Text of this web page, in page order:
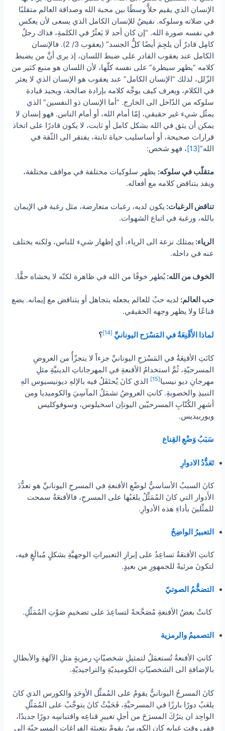
الإنسان الذي يقيم حلاًّ وسطًا بين محبة الله وصداقة العالم متقلبًا
في صلاته وسلوكه. نقيضٌ للإنسان الكامل الذي يسعى لأن يعكس
في نفسه صورة الله. “إن كان أحد لا يَعثُرُ في الكلمةِ، فذاك رجلٌ
كامِل قادرٌ أن يلجِمَ أيضًا كلُّ الجسد” (يعقوب 3/ 2). فالإنسان
الكامل عند يعقوب القادر على ضبط اللسان، إذ يرى أنَّ من يضبط
كلامه “يظهر سيطرة” على نفسه كلّها، لأن اللسان هو منبع كثير من
الزّلل، لذلك “الإنسان الكامل” عند يعقوب هو الإنسان الذي لا يعثر
في الكلام، ويعرف كيف يوجِّه كلامه بإرادة صالحة، ويجيد قيادة
سلوكه من الدّاخل الى الخارج. “أما الإنسان ذو النفسين” الذي
يمثّل شيء غير حقيقي، إمّا أمام الله، أو أمام الناس. فهو إنسان لا
يمكن أن يثق في الله بشكل كامل أو ثابت، لا يكون قادرًا على اتخاذ
قرارات صحيحة، أو أساسليب حياة ثابتة، يفتقر الى الثّقة في
الله”[13] ، فهو شخص:
متقلّب في سلوكه: يظهر سلوكيات مختلفة في مواقف مختلفة،
ويقد يتناقض كلامه مع أفعاله.
تناقض الرغبات: يكون لديه، رغبات متعارضة، مثل رغبة في الإيمان
بالله، ورغبة في اتباع الشهوات.
الرياء: يمتلك نزعة الى الرياء، أي إظهار شيء للناس، ولكنه يختلف
عنه في داخله.
الخوف من الله:يُظهر خوفًا من الله في ظاهرة لكنّه لا يخشاه حقًّا.
حب العالم: لديه حبٌ للعالم يجعله يتجاهل أو يتناقض مع إيمانه. يضع
قناعًا ولا يظهر وجهه الحقيقي.
لماذا الأَقْنِعَةُ في المَسْرَح اليونانيِّ [14] ؟
كانَتِ الأقنِعَةُ في المَسْرَحِ اليونانيِّ جزءاً لا يتجزّأُ من العروضِ
المسرحيّةِ، ثُمَّ استخدامُ الأقنعةِ في المهرجاناتِ الدينيَّةِ مثلِ
مهرجانِ ديو نيسيا[15]
الذي كانَ يُحتَفَلُ فيه بالإلهِ ديونيسيوس الهِ
النبيذِ والخصوبةِ. كانتِ العروضُ تشمَلُ المآسِيَ والكوميديا ومن
أشهرِ الكُتّابِ المسرحيّين اليوناِن اسخيلوس، وسوفوكليس
ويوربيديس.
سَبَبُ وَضْعِ القِناع
تَعَدُّدُ الادوارِ
كانَ السببُ الأساسيُّ لوضْعِ الأقنعةِ في المسرحِ اليونانيِّ هو تعدُّدَ
الأَدوار التي كانَ المُمَثِّلُ يلعَبُها على المسرحِ، فالأقنعَةُ سمحت
للمثِّلينَ بأداءِ هذه الأدوارِ.
التعبيرُ الواضِحُ
كانتِ الأقنعَةُ تساعِدُ على إبرازِ التعبيراتِ الوجهيَّةِ بشكلٍ مُبالَغٍ فيه،
لتكونَ مرئيةً للجمهورِ من بعيدٍ.
التضخُّمُ الصوتي
كانتْ بعضُ الأقنعةِ مُصَحَّحةً لتساعِدَ على تضخيمِ صَوْتِ المُمَثِّلِ.
التصميمُ والرمزية
كانتِ الأقنعةُ تُستعمَلُ لتمثيلِ شخصيّاتٍ رمزيةٍ مثلِ الآلهةِ والأبطالِ
بالإضافةِ الى الشخصيّاتِ الكوميديّةِ والتراجيديّةِ.
كانَ المسرحُ اليونانيُّ يقومُ على المُمثِّل الأوحَدِ والكورس الذي كانَ
يلعَبُ دورًا بارزًا في المسرحيَّةِ، فَحَيْثُ كانَ يتوجَّبُ على المُمَثِّلِ
الواحِد ان يترُكَ المسرَحَ من أجلِ تغييرِ قناعِه واقتباسِه دورًا جديدًا،
ففي وقتِ غيابِه كان الكورسُ يقومْ بتعبئةِ الفراغاتِ المسرحيّةِ الى